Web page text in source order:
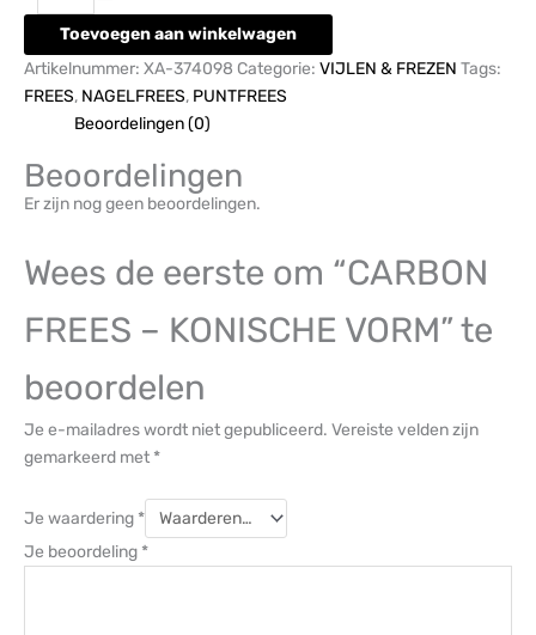
Toevoegen aan winkelwagen
Artikelnummer: XA-374098 Categorie: VIJLEN & FREZEN Tags:
FREES, NAGELFREES, PUNTFREES
Beoordelingen (0)
Beoordelingen
Er zijn nog geen beoordelingen.
Wees de eerste om “CARBON
FREES – KONISCHE VORM” te
beoordelen
Je e-mailadres wordt niet gepubliceerd. Vereiste velden zijn
gemarkeerd met *
Je waardering *
Je beoordeling *